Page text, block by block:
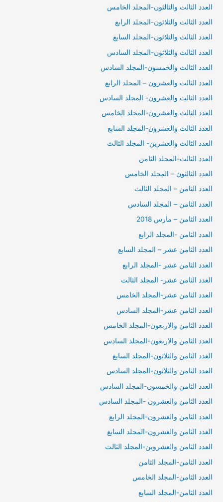
العدد الثالث والثالثون-المجلد الخامس
العدد الثالث والثلاثون-المجلد الرابع
العدد الثالث والثلاثون-المجلد السابع
العدد الثالث والثلاثون-المجلد السادس
العدد الثالث والخمسون-المجلد السادس
العدد الثالث والعشرون – المجلد الرابع
العدد الثالث والعشرون- المجلد السادس
العدد الثالث والعشرون-المجلد الخامس
العدد الثالث والعشرون-المجلد السابع
العدد الثالث والعشرين- المجلد الثالث
العدد الثالث-المجلد الثامن
العدد الثالثون – المجلد الخامس
العدد الثامن – المجلد الثالث
العدد الثامن – المجلد السادس
العدد الثامن – مارس 2018
العدد الثامن -المجلد الرابع
العدد الثامن عشر – المجلد السابع
العدد الثامن عشر -المجلد الرابع
العدد الثامن عشر- المجلد الثالث
العدد الثامن عشر-المجلد الخامس
العدد الثامن عشر-المجلد السادس
العدد الثامن والاربعون-المجلد الخامس
العدد الثامن والاربعون-المجلد السادس
العدد الثامن والثلاثون-المجلد السابع
العدد الثامن والثلاثون-المجلد السادس
العدد الثامن والخمسون-المجلد السادس
العدد الثامن والعشرون -المجلد السادس
العدد الثامن والعشرون-المجلد الرابع
العدد الثامن والعشرون-المجلد السابع
العدد الثامن والعشروين-المجلد الثالث
العدد الثامن-المجلد الثامن
العدد الثامن-المجلد الخامس
العدد الثامن-المجلد السابع